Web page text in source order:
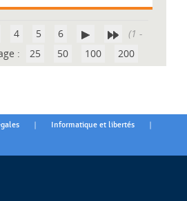
4 5 6
: 25 50 100 200
| Informatique et libertés |